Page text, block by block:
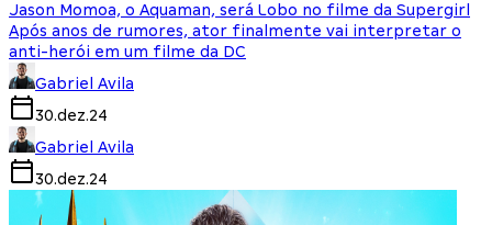
Jason Momoa, o Aquaman, será Lobo no filme da Supergirl
Após anos de rumores, ator finalmente vai interpretar o
anti-herói em um filme da DC
Gabriel Avila
30.dez.24
Gabriel Avila
30.dez.24